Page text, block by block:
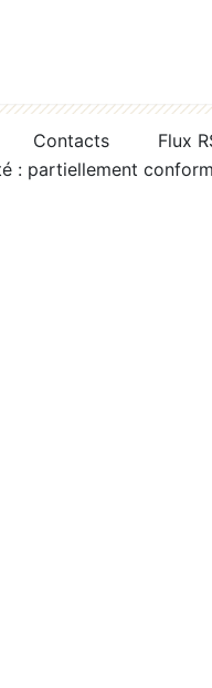
Contacts
Flux
: partiellement